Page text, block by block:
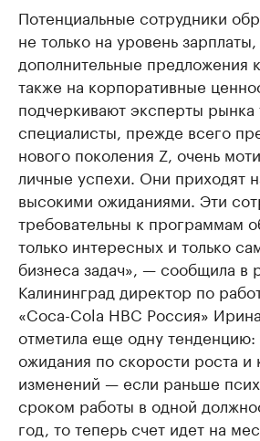
Потенциальные сотрудники
не только на уровень
дополнительные предложения
также на корпоративные
подчеркивают эксперты
специалисты, прежде всего
нового поколения Z, очень
личные успехи. Они приходят
высокими ожиданиями. Эти
требовательны к программам
только интересных и только
бизнеса задач», — сообщила в
Калининград директор по
«Coca-Cola HBC Россия»
отметила еще одну
ожидания по скорости роста и
изменений — если раньше
сроком работы в одной
год, то теперь счет идет на